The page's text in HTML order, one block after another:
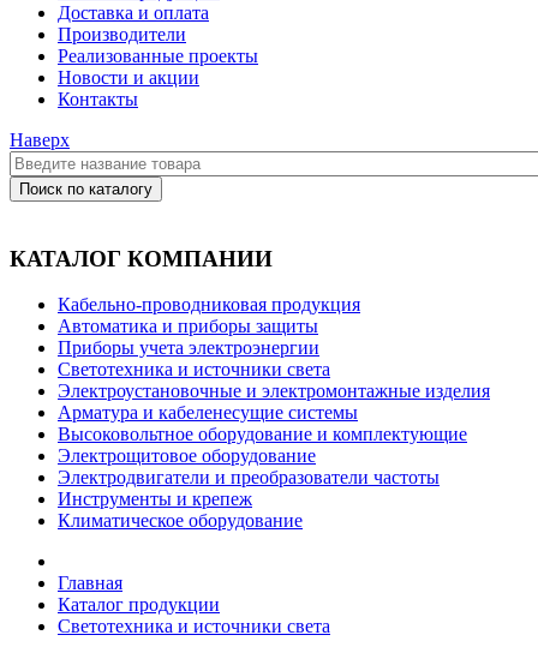
Доставка и оплата
Производители
Реализованные проекты
Новости и акции
Контакты
Наверх
КАТАЛОГ КОМПАНИИ
Кабельно-проводниковая продукция
Автоматика и приборы защиты
Приборы учета электроэнергии
Светотехника и источники света
Электроустановочные и электромонтажные изделия
Арматура и кабеленесущие системы
Высоковольтное оборудование и комплектующие
Электрощитовое оборудование
Электродвигатели и преобразователи частоты
Инструменты и крепеж
Климатическое оборудование
Главная
Каталог продукции
Светотехника и источники света